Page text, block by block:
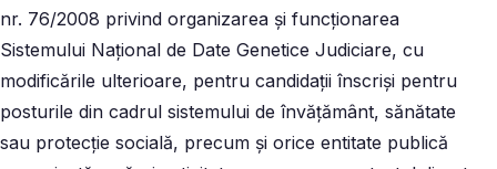
nr. 76/2008 privind organizarea şi funcţionarea
Sistemului Naţional de Date Genetice Judiciare, cu
modificările ulterioare, pentru candidaţii înscrişi pentru
posturile din cadrul sistemului de învăţământ, sănătate
sau protecţie socială, precum şi orice entitate publică